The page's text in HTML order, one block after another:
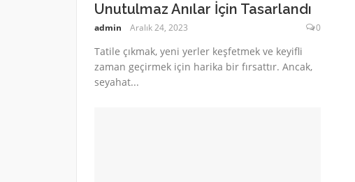
Unutulmaz Anılar İçin Tasarlandı
admin Aralık 24, 2023 0
Tatile çıkmak, yeni yerler keşfetmek ve keyifli
zaman geçirmek için harika bir fırsattır. Ancak,
seyahat...